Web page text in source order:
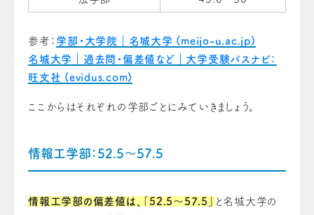
参考： 学部・大学院｜名城大学 (meijo-u.ac.jp)
名城大学｜過去問・偏差値など｜大学受験パスナビ：
旺文社 (evidus.com)
ここからはそれぞれの学部ごとにみていきましょう。
情報工学部：52.5～57.5
情報工学部の偏差値は、「52.5～57.5」
と名城大学の